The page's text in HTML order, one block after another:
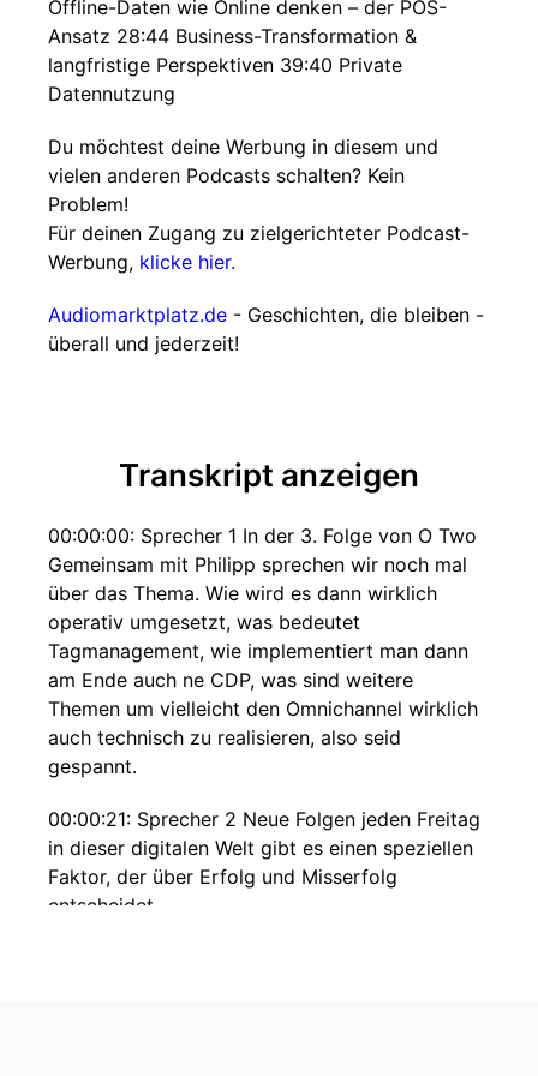
Offline-Daten wie Online denken – der POS-
Ansatz 28:44 Business-Transformation &
langfristige Perspektiven 39:40 Private
Datennutzung
Du möchtest deine Werbung in diesem und
vielen anderen Podcasts schalten? Kein
Problem!
Für deinen Zugang zu zielgerichteter Podcast-
Werbung, klicke hier.
Audiomarktplatz.de - Geschichten, die bleiben -
überall und jederzeit!
Transkript anzeigen
00:00:00: Sprecher 1 In der 3. Folge von O Two
Gemeinsam mit Philipp sprechen wir noch mal
über das Thema. Wie wird es dann wirklich
operativ umgesetzt, was bedeutet
Tagmanagement, wie implementiert man dann
am Ende auch ne CDP, was sind weitere
Themen um vielleicht den Omnichannel wirklich
auch technisch zu realisieren, also seid
gespannt.
00:00:21: Sprecher 2 Neue Folgen jeden Freitag
in dieser digitalen Welt gibt es einen speziellen
Faktor, der über Erfolg und Misserfolg
entscheidet.